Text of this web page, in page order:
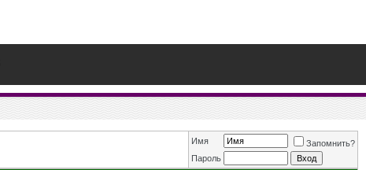
Имя
Запомнить?
Пароль